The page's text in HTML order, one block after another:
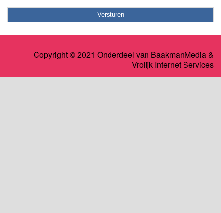
Copyright © 2021 Onderdeel van BaakmanMedia&
Vrolijk Internet Services